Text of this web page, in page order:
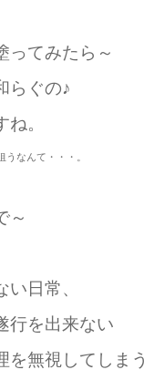
ってみたら～
らぐの♪
。
うなんて・・・。
～
日常、
行を出来ない
を無視してしま